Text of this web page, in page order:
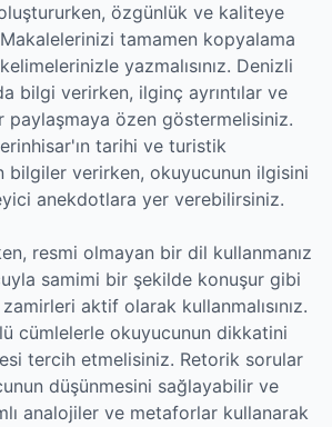
özgünlük ve kaliteye
Makalelerinizi tamamen kopyalama
yazmalısınız. Denizli
bilgi verirken, ilginç ayrıntılar ve
paylaşmaya özen göstermelisiniz.
tarihi ve turistik
bilgiler verirken, okuyucunun ilgisini
anekdotlara yer verebilirsiniz.
resmi olmayan bir dil kullanmanız
samimi bir şekilde konuşur gibi
aktif olarak kullanmalısınız.
cümlelerle okuyucunun dikkatini
tercih etmelisiniz. Retorik sorular
düşünmesini sağlayabilir ve
analojiler ve metaforlar kullanarak